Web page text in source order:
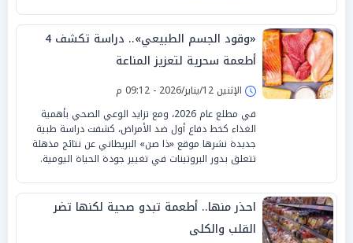
«وقود الجسم الطبيعي».. دراسة تكشف 4
أطعمة سحرية لتعزيز المناعة
الإثنين 12/يناير/2026 - 09:12 م
في مطلع عام 2026، ومع تزايد الوعي الصحي بأهمية
الغذاء كخط دفاع أول ضد الأمراض، كشفت دراسة طبية
جديدة نشرها موقع «ذا صن» البريطاني عن نتائج مذهلة
تتعلق بدور البروتينات في تغيير جودة الحياة اليومية.
احذر منها.. أطعمة تبدو صحية لكنها تضر
القلب والكلى